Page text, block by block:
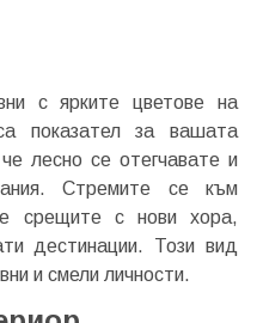
с ярките цветове на
показател за вашата
лесно се отегчавате и
Стремите се към
срещите с нови хора,
дестинации. Този вид
и смели личности.